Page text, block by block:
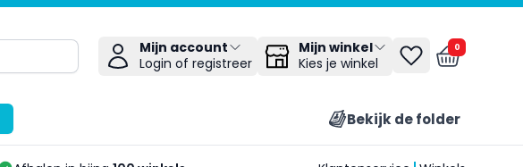
Mijn account
Login of registreer
Mijn winkel
Kies je winkel
0
Bekijk de folder